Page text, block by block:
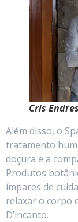
Cris
Além disso, o
tratamento
doçura e a
Produtos
ímpares de
relaxar o corpo
D’incanto.